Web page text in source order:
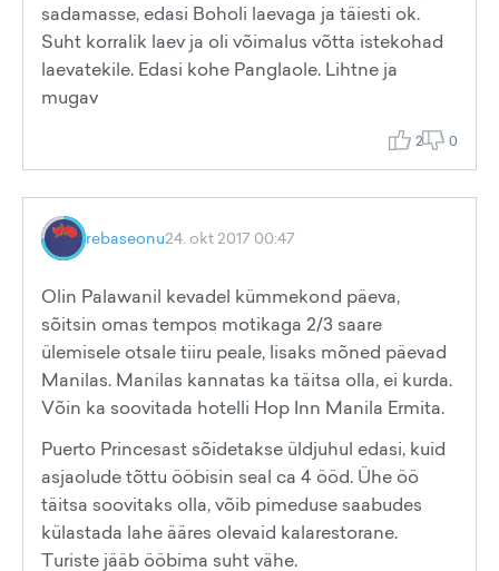
sadamasse, edasi Boholi laevaga ja täiesti ok.
Suht korralik laev ja oli võimalus võtta istekohad
laevatekile. Edasi kohe Panglaole. Lihtne ja
mugav
2 0
rebaseonu24. okt 2017 00:47
Olin Palawanil kevadel kümmekond päeva,
sõitsin omas tempos motikaga 2/3 saare
ülemisele otsale tiiru peale, lisaks mõned päevad
Manilas. Manilas kannatas ka täitsa olla, ei kurda.
Võin ka soovitada hotelli Hop Inn Manila Ermita.
Puerto Princesast sõidetakse üldjuhul edasi, kuid
asjaolude tõttu ööbisin seal ca 4 ööd. Ühe öö
täitsa soovitaks olla, võib pimeduse saabudes
külastada lahe ääres olevaid kalarestorane.
Turiste jääb ööbima suht vähe.